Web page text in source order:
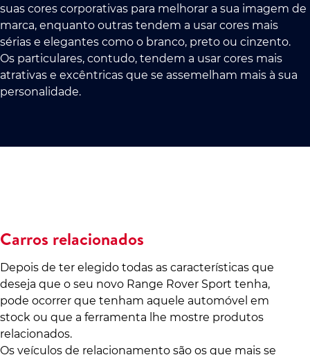
suas cores corporativas para melhorar a sua imagem de
marca, enquanto outras tendem a usar cores mais
sérias e elegantes como o branco, preto ou cinzento.
Os particulares, contudo, tendem a usar cores mais
atrativas e excêntricas que se assemelham mais à sua
personalidade.
Carros relacionados
Depois de ter elegido todas as características que
deseja que o seu novo Range Rover Sport tenha,
pode ocorrer que tenham aquele automóvel em
stock ou que a ferramenta lhe mostre produtos
relacionados.
Os veículos de relacionamento são os que mais se